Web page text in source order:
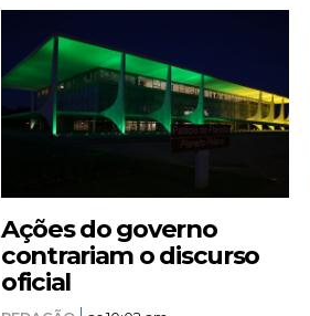
Ações do governo
contrariam o discurso
oficial